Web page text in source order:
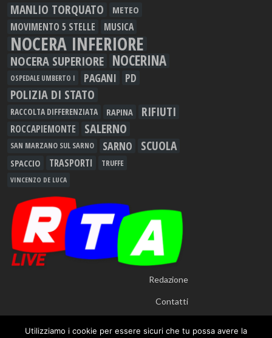
MANLIO TORQUATO METEO
MOVIMENTO 5 STELLE MUSICA
NOCERA INFERIORE
NOCERA SUPERIORE NOCERINA
OSPEDALE UMBERTO I PAGANI PD
POLIZIA DI STATO
RACCOLTA DIFFERENZIATA RAPINA RIFIUTI
ROCCAPIEMONTE SALERNO
SAN MARZANO SUL SARNO SARNO SCUOLA
SPACCIO TRASPORTI TRUFFE
VINCENZO DE LUCA
Redazione
Contatti
Utilizziamo i cookie per essere sicuri che tu possa avere la